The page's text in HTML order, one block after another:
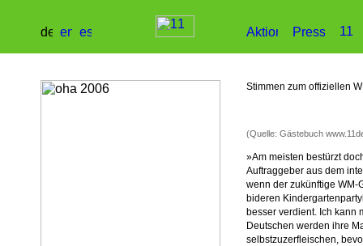
Stimmen zum offiziellen
(Quelle: Gästebuch
»Am meisten bestürzt
Auftraggeber aus dem
wenn der zukünftige WM-
bideren
besser verdient. Ich kann
Deutschen werden ihre
selbstzuzerfleischen,